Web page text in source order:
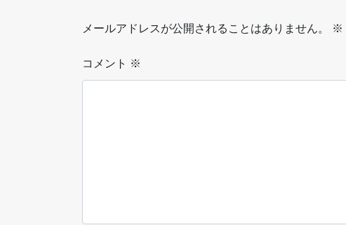
メールアドレスが公開されることはありません。 ※
コメント ※